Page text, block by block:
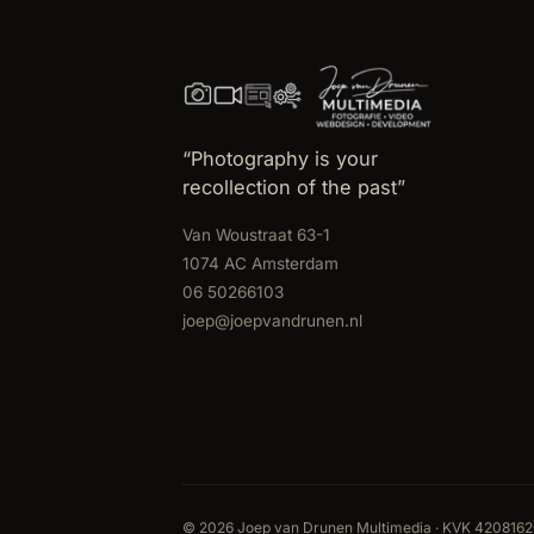
“Photography is your
recollection of the past”
Van Woustraat 63-1
1074 AC Amsterdam
06 50266103
joep@joepvandrunen.nl
© 2026 Joep van Drunen Multimedia · KVK